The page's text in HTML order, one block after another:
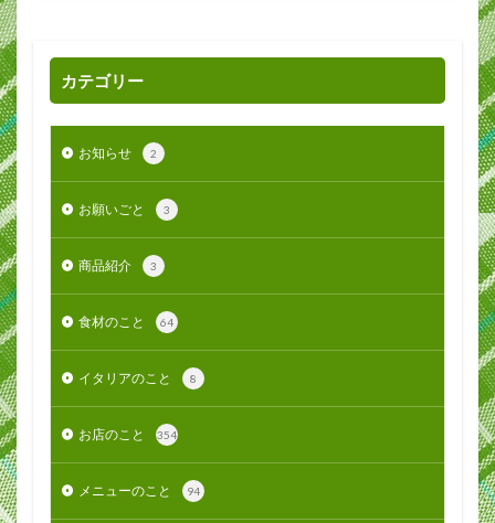
カテゴリー
お知らせ 2
お願いごと 3
商品紹介 3
食材のこと 64
イタリアのこと 8
お店のこと 354
メニューのこと 94